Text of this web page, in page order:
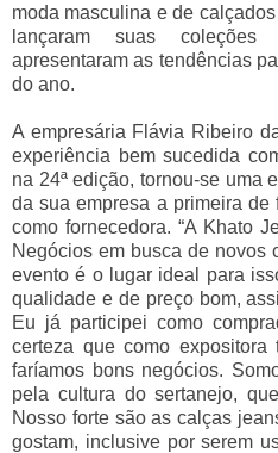
moda masculina e de
lançaram suas coleções
apresentaram as tendências
do ano.
A empresária Flávia Ribeiro
experiência bem sucedida
na 24ª edição, tornou-se uma
da sua empresa a primeira
como fornecedora. “A Khato
Negócios em busca de novos
evento é o lugar ideal para
qualidade e de preço bom,
Eu já participei como
certeza que como
faríamos bons negócios.
pela cultura do sertanejo,
Nosso forte são as calças
gostam, inclusive por serem